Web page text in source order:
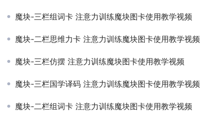
魔块-三栏组词卡 注意力训练魔块图卡使用教学视频
魔块-二栏思维力卡 注意力训练魔块图卡使用教学视频
魔块-三栏仿摆 注意力训练魔块图卡使用教学视频
魔块-三栏国学译码 注意力训练魔块图卡使用教学视频
魔块-二栏组词卡 注意力训练魔块图卡使用教学视频